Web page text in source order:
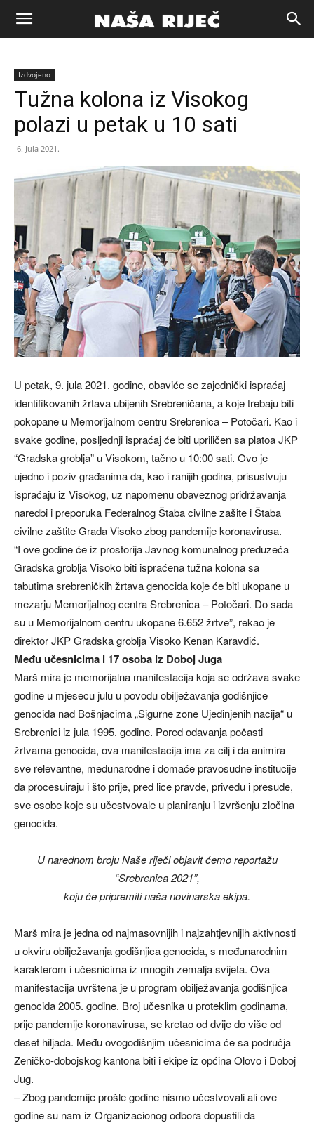
Naša
riječ
Zenica
Izdvojeno
Tužna kolona iz Visokog
polazi u petak u 10 sati
6. Jula 2021.
U petak, 9. jula 2021. godine, obaviće se zajednički ispraćaj
identifikovanih žrtava ubijenih Srebreničana, a koje trebaju biti
pokopane u Memorijalnom centru Srebrenica – Potočari. Kao i
svake godine, posljednji ispraćaj će biti upriličen sa platoa JKP
“Gradska groblja” u Visokom, tačno u 10:00 sati. Ovo je
ujedno i poziv građanima da, kao i ranijih godina, prisustvuju
ispraćaju iz Visokog, uz napomenu obaveznog pridržavanja
naredbi i preporuka Federalnog Štaba civilne zašite i Štaba
civilne zaštite Grada Visoko zbog pandemije koronavirusa.
“I ove godine će iz prostorija Javnog komunalnog preduzeća
Gradska groblja Visoko biti ispraćena tužna kolona sa
tabutima srebreničkih žrtava genocida koje će biti ukopane u
mezarju Memorijalnog centra Srebrenica – Potočari. Do sada
su u Memorijalnom centru ukopane 6.652 žrtve”, rekao je
direktor JKP Gradska groblja Visoko Kenan Karavdić.
Među učesnicima i 17 osoba iz Doboj Juga
Marš mira je memorijalna manifestacija koja se održava svake
godine u mjesecu julu u povodu obilježavanja godišnjice
genocida nad Bošnjacima „Sigurne zone Ujedinjenih nacija“ u
Srebrenici iz jula 1995. godine. Pored odavanja počasti
žrtvama genocida, ova manifestacija ima za cilj i da animira
sve relevantne, međunarodne i domaće pravosudne institucije
da procesuiraju i što prije, pred lice pravde, privedu i presude,
sve osobe koje su učestvovale u planiranju i izvršenju zločina
genocida.
U narednom broju Naše riječi objavit ćemo reportažu
“Srebrenica 2021”,
koju će pripremiti naša novinarska ekipa.
Marš mira je jedna od najmasovnijih i najzahtjevnijih aktivnosti
u okviru obilježavanja godišnjica genocida, s međunarodnim
karakterom i učesnicima iz mnogih zemalja svijeta. Ova
manifestacija uvrštena je u program obilježavanja godišnjica
genocida 2005. godine. Broj učesnika u proteklim godinama,
prije pandemije koronavirusa, se kretao od dvije do više od
deset hiljada. Među ovogodišnjim učesnicima će sa područja
Zeničko-dobojskog kantona biti i ekipe iz općina Olovo i Doboj
Jug.
– Zbog pandemije prošle godine nismo učestvovali ali ove
godine su nam iz Organizacionog odbora dopustili da